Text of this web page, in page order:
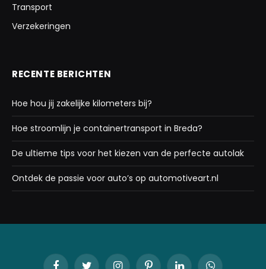
Transport
Verzekeringen
RECENTE BERICHTEN
Hoe hou jij zakelijke kilometers bij?
Hoe stroomlijn je containertransport in Breda?
De ultieme tips voor het kiezen van de perfecte autolak
Ontdek de passie voor auto’s op automotiveart.nl